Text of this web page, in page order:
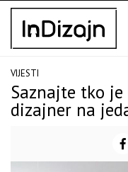
Skip
content
VIJESTI
Saznajte tko
dizajner na